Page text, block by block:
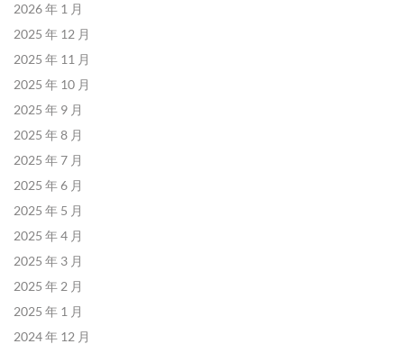
2026 年 1 月
2025 年 12 月
2025 年 11 月
2025 年 10 月
2025 年 9 月
2025 年 8 月
2025 年 7 月
2025 年 6 月
2025 年 5 月
2025 年 4 月
2025 年 3 月
2025 年 2 月
2025 年 1 月
2024 年 12 月